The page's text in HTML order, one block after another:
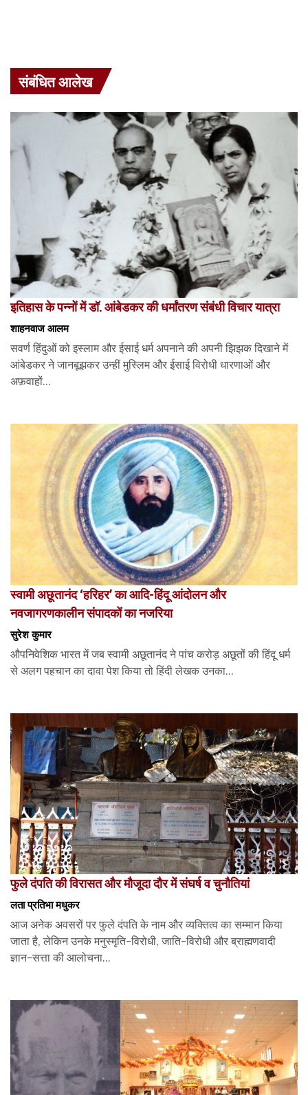
संबंधित आलेख
इतिहास के पन्नों में डॉ. आंबेडकर की धर्मांतरण संबंधी विचार यात्रा
शाहनवाज आलम
सवर्ण हिंदुओं को इस्लाम और ईसाई धर्म अपनाने की अपनी झिझक दिखाने में
आंबेडकर ने जानबूझकर उन्हीं मुस्लिम और ईसाई विरोधी धारणाओं और
अफ़वाहों...
स्वामी अछूतानंद ‘हरिहर’ का आदि-हिंदू आंदोलन और
नवजागरणकालीन संपादकों का नजरिया
सुरेश कुमार
औपनिवेशिक भारत में जब स्वामी अछूतानंद ने पांच करोड़ अछूतों की हिंदू धर्म
से अलग पहचान का दावा पेश किया तो हिंदी लेखक उनका...
फुले दंपति की विरासत और मौजूदा दौर में संघर्ष व चुनौतियां
लता प्रतिभा मधुकर
आज अनेक अवसरों पर फुले दंपति के नाम और व्यक्तित्व का सम्मान किया
जाता है, लेकिन उनके मनुस्मृति-विरोधी, जाति-विरोधी और ब्राह्मणवादी
ज्ञान-सत्ता की आलोचना...